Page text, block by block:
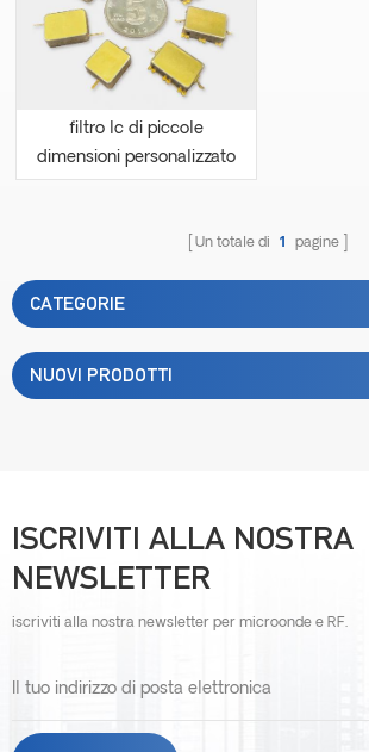
filtro lc di piccole
dimensioni personalizzato
Un totale di 1 pagine
CATEGORIE
NUOVI PRODOTTI
ISCRIVITI ALLA NOSTRA
NEWSLETTER
iscriviti alla nostra newsletter per microonde e RF.